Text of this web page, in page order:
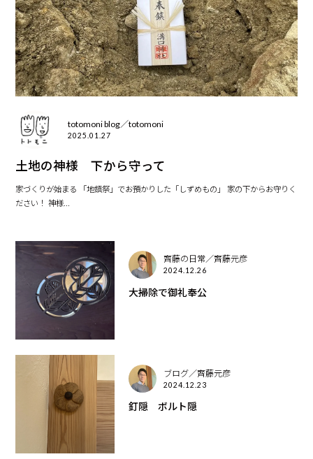
totomoni blog／totomoni
2025.01.27
土地の神様 下から守って
家づくりが始まる 「地鎮祭」でお預かりした「しずめもの」 家の下からお守りく
ださい！ 神様...
齊藤の日常／齊藤元彦
2024.12.26
大掃除で御礼奉公
ブログ／齊藤元彦
2024.12.23
釘隠 ボルト隠